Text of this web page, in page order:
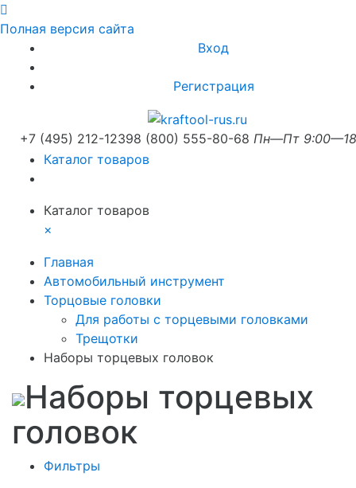
Полная версия сайта
Вход
Регистрация
+7 (495) 212-12398 (800) 555-80-68 Пн—Пт
Каталог товаров
Каталог товаров
×
Главная
Автомобильный инструмент
Торцовые головки
Для работы с торцевыми головками
Трещотки
Наборы торцевых головок
Наборы торцевых
головок
Фильтры